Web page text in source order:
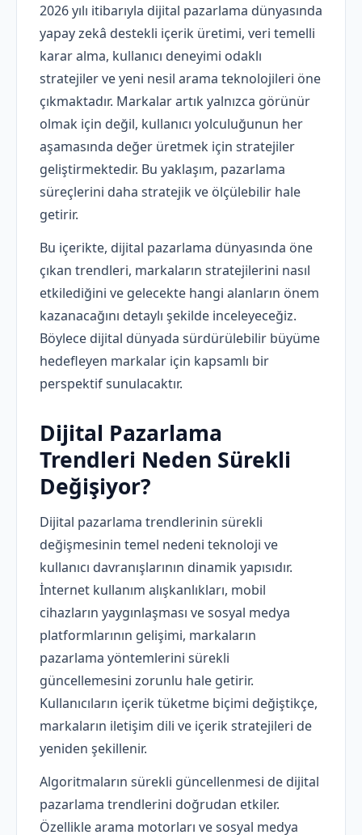
2026 yılı itibarıyla dijital pazarlama dünyasında
yapay zekâ destekli içerik üretimi, veri temelli
karar alma, kullanıcı deneyimi odaklı
stratejiler ve yeni nesil arama teknolojileri öne
çıkmaktadır. Markalar artık yalnızca görünür
olmak için değil, kullanıcı yolculuğunun her
aşamasında değer üretmek için stratejiler
geliştirmektedir. Bu yaklaşım, pazarlama
süreçlerini daha stratejik ve ölçülebilir hale
getirir.
Bu içerikte, dijital pazarlama dünyasında öne
çıkan trendleri, markaların stratejilerini nasıl
etkilediğini ve gelecekte hangi alanların önem
kazanacağını detaylı şekilde inceleyeceğiz.
Böylece dijital dünyada sürdürülebilir büyüme
hedefleyen markalar için kapsamlı bir
perspektif sunulacaktır.
Dijital Pazarlama
Trendleri Neden Sürekli
Değişiyor?
Dijital pazarlama trendlerinin sürekli
değişmesinin temel nedeni teknoloji ve
kullanıcı davranışlarının dinamik yapısıdır.
İnternet kullanım alışkanlıkları, mobil
cihazların yaygınlaşması ve sosyal medya
platformlarının gelişimi, markaların
pazarlama yöntemlerini sürekli
güncellemesini zorunlu hale getirir.
Kullanıcıların içerik tüketme biçimi değiştikçe,
markaların iletişim dili ve içerik stratejileri de
yeniden şekillenir.
Algoritmaların sürekli güncellenmesi de dijital
pazarlama trendlerini doğrudan etkiler.
Özellikle arama motorları ve sosyal medya